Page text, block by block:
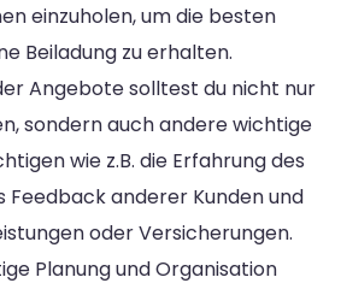
einzuholen, um die besten
Beiladung zu erhalten.
Angebote solltest du nicht nur
sondern auch andere wichtige
wie z.B. die Erfahrung des
Feedback anderer Kunden und
oder Versicherungen.
Planung und Organisation